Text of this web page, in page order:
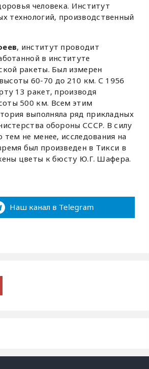
человека. Институт
технологий, производственный
, институт проводит
в институте
ракеты. Был измерен
60-70 до 210 км. С 1956
13 ракет, производя
500 км. Всем этим
выполняла ряд прикладных
обороны СССР. В силу
не менее, исследования на
был произведен в Тикси в
цветы к бюсту Ю.Г. Шафера.
Наш канал в Telegram